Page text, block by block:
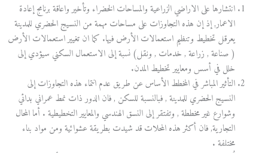
انتشارها على الاراضي الزراعية والمساحات الخضراء وتأخير واعاقة برنامج إعادة
الاعمار, إذ إن هذه التجاوزات على مساحات مهمة من النسيج الحضري للمدينة
يعرقل تخطيط وتنظيم استعمالات الأرض فيها. كما ان تغيير استعمالات الأرض
( صناعة , زراعة , خدمات , ونقل) نسبة إلى الاستعمال السكني سيؤدي إلى
خلل في أسس ومعايير تخطيط المدن.
التأثير المباشر في المخطط الأساس عن طريق عدم انتماء هذه التجاوزات إلى
النسيج الحضري للمدينة , فبالنسبة للسكن , فان الدور ذات نمط عمراني بدائي
وشوارع غير مخططة , وتفتقر إلى النسق الهندسي والمعايير التخطيطية . أما المحال
التجارية, فان أكثر هذه المحلات قد شيدت بطريقة عشوائية ومن مواد بناء
مختلفة .